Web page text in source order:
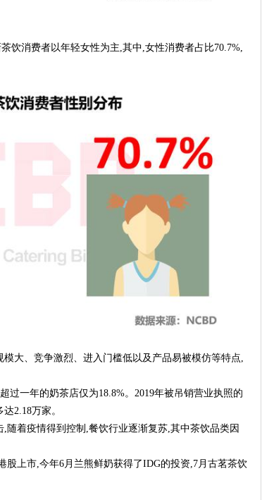
饮消费者以年轻女性为主,其中,女性消费者占比70.7%,
大、竞争激烈、进入门槛低以及产品易被模仿等特点,
过一年的奶茶店仅为18.8%。2019年被吊销营业执照的
2.18万家。
随着疫情得到控制,餐饮行业逐渐复苏,其中茶饮品类因
股上市,今年6月兰熊鲜奶获得了IDG的投资,7月古茗茶饮